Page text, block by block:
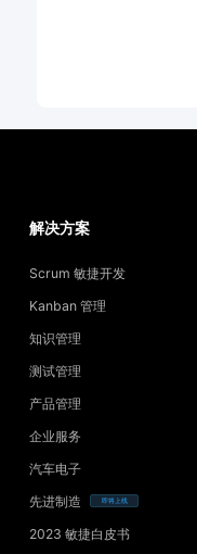
解决方案
Scrum 敏捷开发
Kanban 管理
知识管理
测试管理
产品管理
企业服务
汽车电子
先进制造
即将上线
2023 敏捷白皮书